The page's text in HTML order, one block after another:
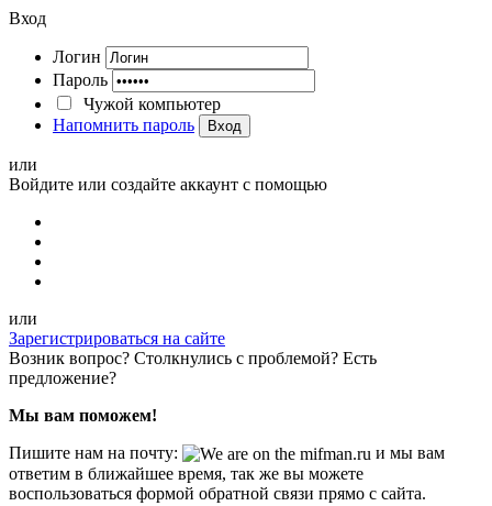
Вход
Логин
Пароль
Чужой компьютер
Напомнить пароль
Вход
или
Войдите или создайте аккаунт с помощью
или
Зарегистрироваться на сайте
Возник вопрос? Столкнулись с проблемой? Есть
предложение?
Мы вам поможем!
Пишите нам на почту:
и мы вам
ответим в ближайшее время, так же вы можете
воспользоваться формой обратной связи прямо с сайта.